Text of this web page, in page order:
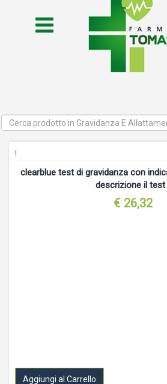
!
clearblue test di gravidanza con
descrizione il test
€ 26,32
Aggiungi al Carrello